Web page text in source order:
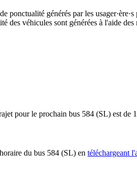
ponctualité générés par les
véhicules sont générées à l'aide des
pour le prochain bus 584 (SL) est de
du bus 584 (SL) en téléchargeant